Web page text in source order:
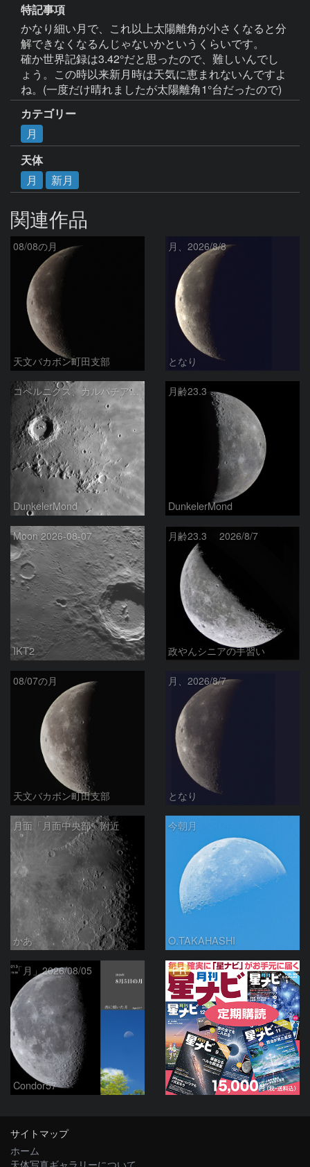
特記事項
かなり細い月で、これ以上太陽離角が小さくなると分
解できなくなるんじゃないかというくらいです。
確か世界記録は3.42°だと思ったので、難しいんでし
ょう。この時以来新月時は天気に恵まれないんですよ
ね。(一度だけ晴れましたが太陽離角1°台だったので)
カテゴリー
月
天体
月
新月
関連作品
08/08の月
天文バカボン町田支部
月、2026/8/8
となり
コペルニクス、カルパチア山脈付近
DunkelerMond
月齢23.3
DunkelerMond
Moon 2026-08-07
IKT2
月齢23.3 2026/8/7
政やんシニアの手習い
08/07の月
天文バカボン町田支部
月、2026/8/7
となり
月面「月面中央部」附近
かあ
今朝月
O.TAKAHASHI
「月」2026/08/05
Condor57
PR
サイトマップ
ホーム
天体写真ギャラリーについて